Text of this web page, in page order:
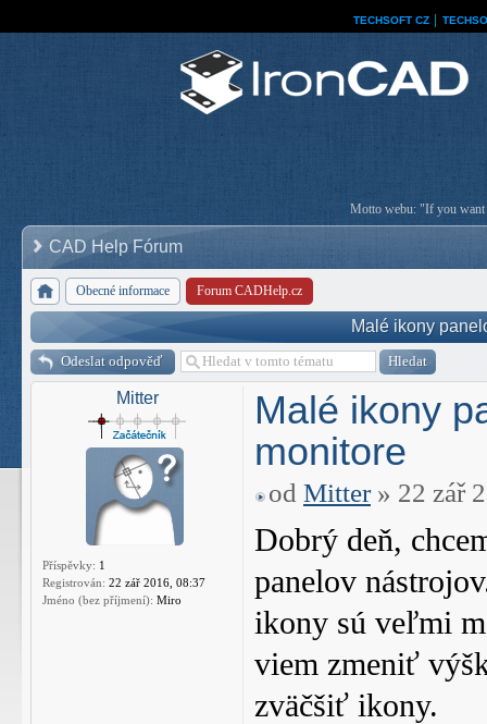
TECHSOFT CZ
Motto webu: "If you want
CAD Help Fórum
Obecné informace Forum CADHelp.cz
Malé ikony
Odeslat odpověď
Mitter
Příspěvky: 1
Registrován: 22 zář 2016, 08:37
Jméno (bez příjmení): Miro
Malé ikony
monitore
od Mitter» 22 zář
Dobrý deň,
panelov
ikony sú veľmi
viem zmeniť
zväčšiť ikony.